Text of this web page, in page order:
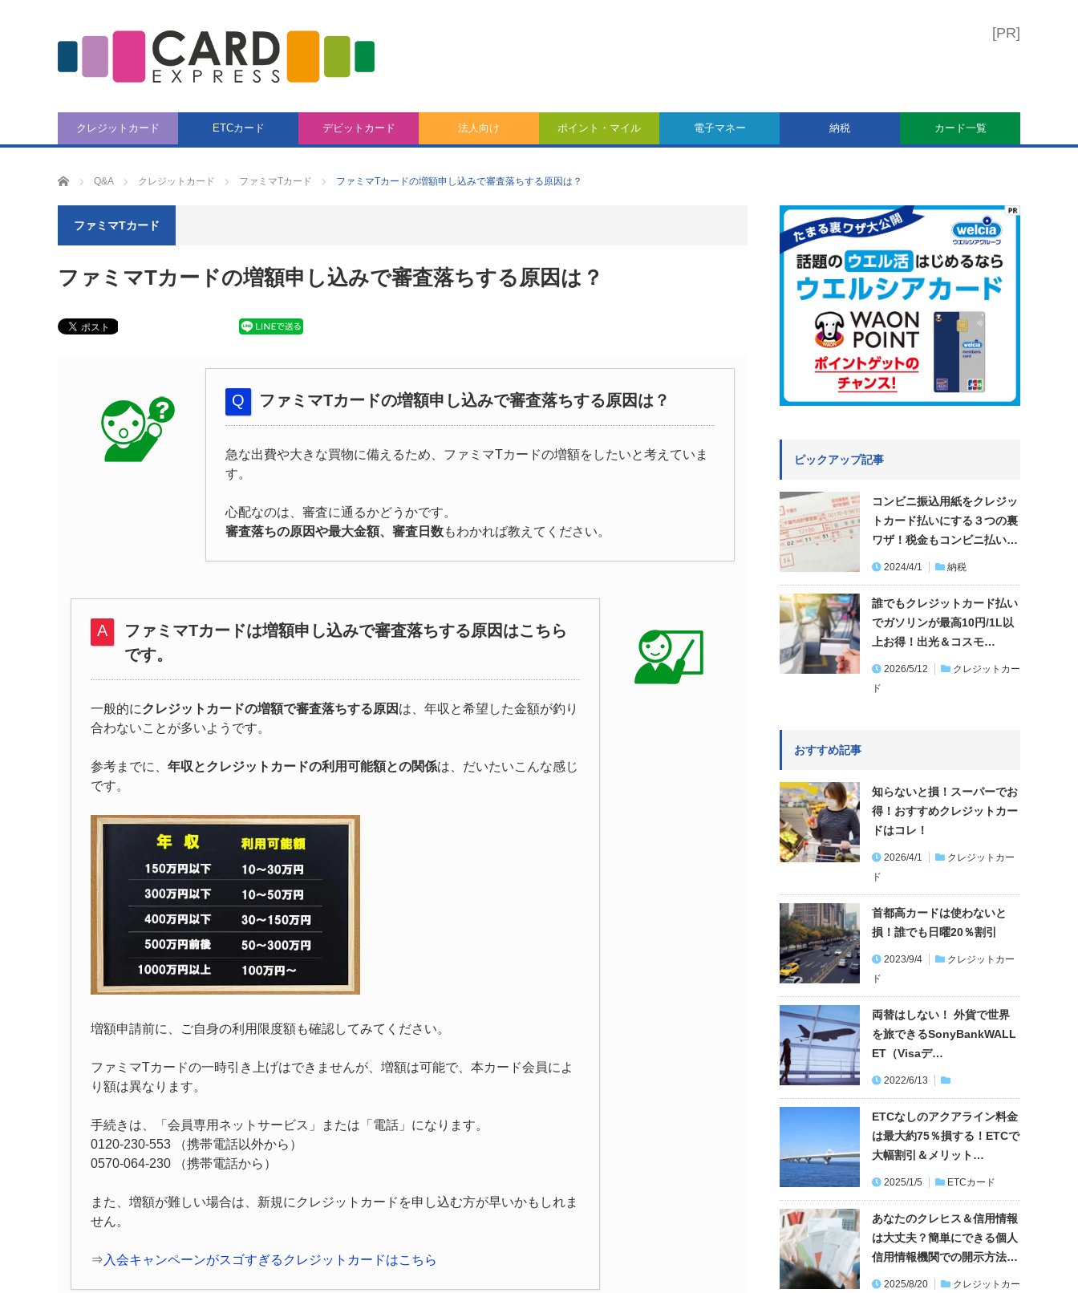
クレジットカード ETCカード デビットカード 法人向け ポイント・マイル 電子マネー 納税 カード一覧
CARD EXPRESS
Q&A クレジットカード ファミマTカード ファミマTカードの増額申し込みで審査落ちする原因は？
ファミマTカード
ファミマTカードの増額申し込みで審査落ちする原因は？
ファミマTカードの増額申し込みで審査落ちする原因は？
急な出費や大きな買物に備えるため、ファミマTカードの増額をしたいと考えていま
す。
心配なのは、審査に通るかどうかです。
審査落ちの原因や最大金額、審査日数もわかれば教えてください。
ファミマTカードは増額申し込みで審査落ちする原因はこちら
です。
一般的にクレジットカードの増額で審査落ちする原因 は、年収と希望した金額が釣り
合わないことが多いようです。
参考までに、 年収とクレジットカードの利用可能額との関係は、だいたいこんな感じ
です。
増額申請前に、ご自身の利用限度額も確認してみてください。
ファミマTカードの一時引き上げはできませんが、増額は可能で、本カード会員によ
り額は異なります。
手続きは、「会員専用ネットサービス」または「電話」になります。
0120-230-553 （携帯電話以外から）
0570-064-230 （携帯電話から）
また、増額が難しい場合は、新規にクレジットカードを申し込む方が早いかもしれま
せん。
⇒ 入会キャンペーンがスゴすぎるクレジットカードはこちら
ピックアップ記事
コンビニ振込用紙をクレジッ
トカード払いにする３つの裏
ワザ！税金もコンビニ払い…
2024/4/1 納税
誰でもクレジットカード払い
でガソリンが最高10円/1L以
上お得！出光＆コスモ…
2026/5/12
クレジットカー
ド
おすすめ記事
知らないと損！スーパーでお
得！おすすめクレジットカー
ドはコレ！
2026/4/1
クレジットカー
ド
首都高カードは使わないと
損！誰でも日曜20％割引
2023/9/4
クレジットカー
ド
両替はしない！ 外貨で世界
を旅できるSonyBankWALL
ET（Visaデ…
2022/6/13
ETCなしのアクアライン料金
は最大約75％損する！ETCで
大幅割引＆メリット…
2025/1/5 ETCカード
あなたのクレヒス＆信用情報
は大丈夫？簡単にできる個人
信用情報機関での開示方法…
2025/8/20
クレジットカー